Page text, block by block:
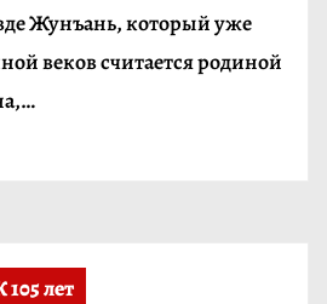
Жунъань, который уже
веков считается родиной
лет